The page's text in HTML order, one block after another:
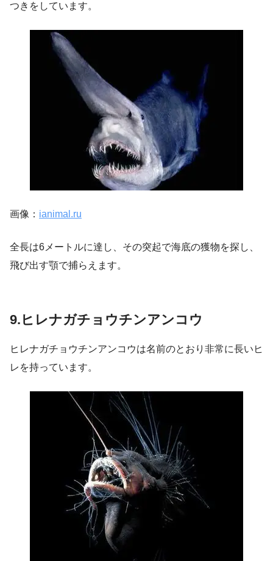
つきをしています。
画像： ianimal.ru
全長は6メートルに達し、その突起で海底の獲物を探し、
飛び出す顎で捕らえます。
9.ヒレナガチョウチンアンコウ
ヒレナガチョウチンアンコウは名前のとおり非常に長いヒ
レを持っています。